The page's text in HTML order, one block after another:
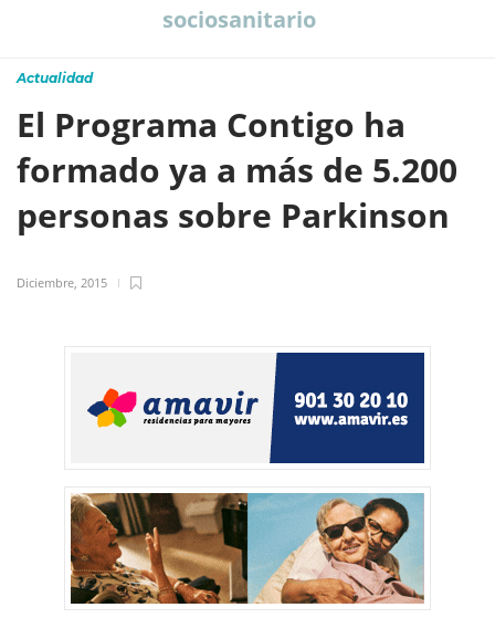
sociosanitario
Actualidad
El Programa Contigo ha
formado ya a más de 5.200
personas sobre Parkinson
Diciembre, 2015